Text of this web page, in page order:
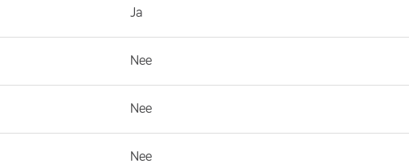
Ja
Nee
Nee
Nee